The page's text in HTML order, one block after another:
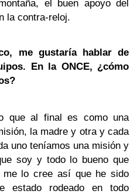
el buen apoyo del
la contra-reloj.
me gustaría hablar de
En la ONCE, ¿cómo
que al final es como una
la madre y otra y cada
uno teníamos una misión y
soy y todo lo bueno que
me lo cree así que he sido
estado rodeado en todo